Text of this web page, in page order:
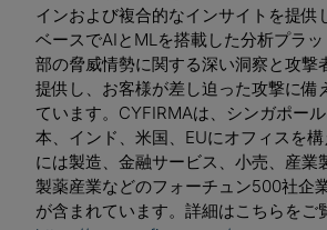
インおよび複合的なインサイトを提供
ベースでAIとMLを搭載した分析プラ
部の脅威情勢に関する深い洞察と攻撃
提供し、お客様が差し迫った攻撃に備
ています。CYFIRMAは、シンガポー
本、インド、米国、EUにオフィスを
には製造、金融サービス、小売、産業
製薬産業などのフォーチュン500社企
が含まれています。詳細はこちらをご